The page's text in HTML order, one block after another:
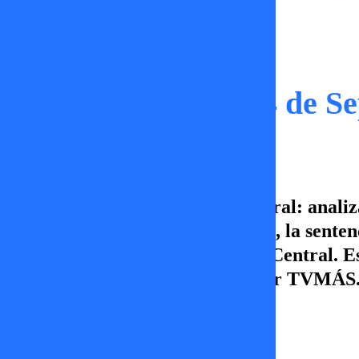
Círculo Central | 14 de
En este capítulo de Círculo Central:
goleada de La U en la Supercopa, la
top secret excluisvos de Círculo Central.
domingos desde las 21:00 hrs. por TVMÁS.